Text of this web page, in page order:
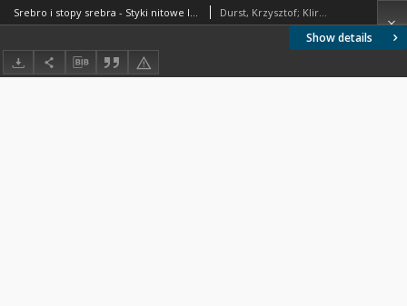
Show details
Srebro i stopy srebra - Styki nitowe lite - Kształt i wymiary BN-82/0879-02 Durst, Krzysztof; Klir, Tadeusz; Poloczek, Werner